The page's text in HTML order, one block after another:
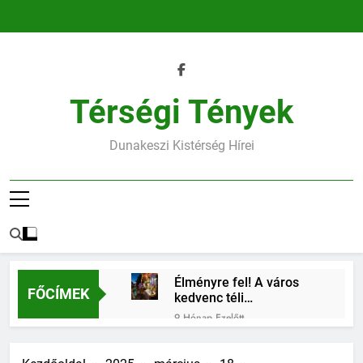
Térségi Tények
Dunakeszi Kistérség Hírei
FŐCÍMEK
Élményre fel! A város
kedvenc téli
találkozóhelye vár rád
9 Hónap Ezelőtt
9 Hónap Ezelőtt